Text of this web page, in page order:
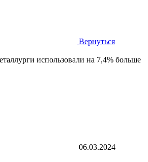
Вернуться
использовали на 7,4% больше
06.03.2024